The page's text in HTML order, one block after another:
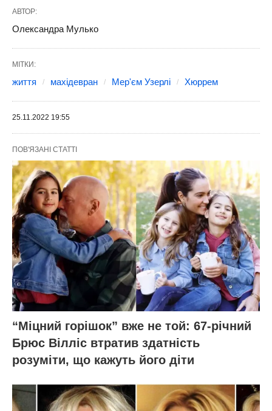
АВТОР:
Олександра Мулько
МІТКИ:
життя махідевран Мер'єм Узерлі Хюррем
25.11.2022 19:55
ПОВ'ЯЗАНІ СТАТТІ
“Міцний горішок” вже не той: 67-річний
Брюс Вілліс втратив здатність
розуміти, що кажуть його діти